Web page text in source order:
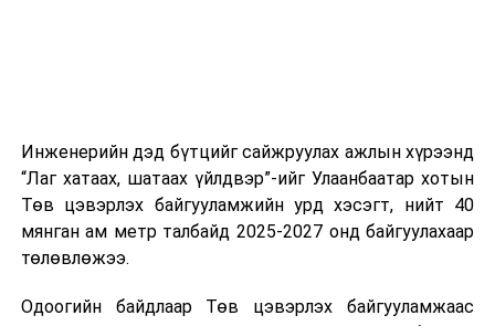
өдөр тутмын ажлын бэлэн байдлыг хангах зэрэг
практик ур чадварыг сургалтын хөтөлбөрт тусгажээ.
Сургалтыг танилцуулах лекц, асуулт-хариулт,
жишээнд суурилсан сургалт, багаар ажиллах дасгал,
танилцах, онцгой нөхцөлд ажиллах дадлага зэрэг
Инженерийн дэд бүтцийг сайжруулах ажлын хүрээнд
“Лаг хатаах, шатаах үйлдвэр”-ийг Улаанбаатар хотын
Төв цэвэрлэх байгууламжийн урд хэсэгт, нийт 40
мянган ам метр талбайд 2025-2027 онд байгуулахаар
төлөвлөжээ.
Одоогийн байдлаар Төв цэвэрлэх байгууламжаас